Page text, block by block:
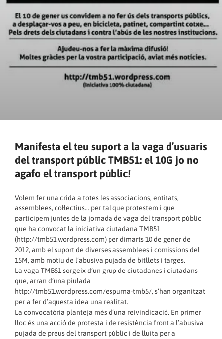
Manifesta el teu suport a la vaga d’usuaris
del transport públic TMB51: el 10G jo no
agafo el transport públic!
Volem fer una crida a totes les associacions, entitats,
assemblees, col·lectius… per tal que protestem i que
participem juntes de la jornada de vaga del transport públic
que ha convocat la iniciativa ciutadana TMB51
(http://tmb51.wordpress.com) per dimarts 10 de gener de
2012, amb el suport de diverses assemblees i comissions del
15M, amb motiu de l’abusiva pujada de bitllets i targes.
La vaga TMB51 sorgeix d’un grup de ciutadanes i ciutadans
que, arran d’una piulada
http://tmb51.wordpress.com/espurna-tmb5/, s’han organitzat
per a fer d’aquesta idea una realitat.
La convocatòria planteja més d’una reivindicació. En primer
lloc és una acció de protesta i de resistència front a l’abusiva
pujada de preus del transport públic i de lluita per a